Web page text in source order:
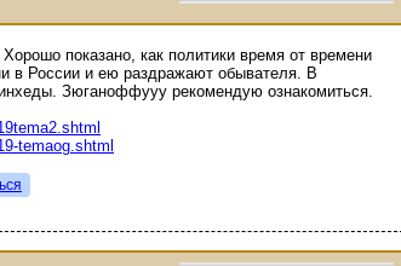
показано, как политики время от времени
в России и ею раздражают обывателя. В
Зюганоффууу рекомендую ознакомиться.
temaog.shtml